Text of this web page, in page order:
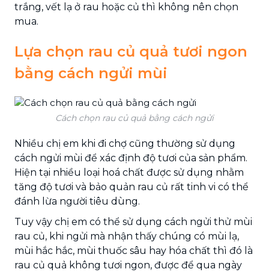
trắng, vết lạ ở rau hoặc củ thì không nên chọn
mua.
Lựa chọn rau củ quả tươi ngon
bằng cách ngửi mùi
Cách chọn rau củ quả bằng cách ngửi
Nhiều chị em khi đi chợ cũng thường sử dụng
cách ngửi mùi để xác định độ tươi của sản phẩm.
Hiện tại nhiều loại hoá chất được sử dụng nhằm
tăng độ tươi và bảo quản rau củ rất tinh vi có thể
đánh lừa người tiêu dùng.
Tuy vậy chị em có thể sử dụng cách ngửi thử mùi
rau củ, khi ngửi mà nhận thấy chúng có mùi lạ,
mùi hắc hắc, mùi thuốc sâu hay hóa chất thì đó là
rau củ quả không tươi ngon, được để qua ngày